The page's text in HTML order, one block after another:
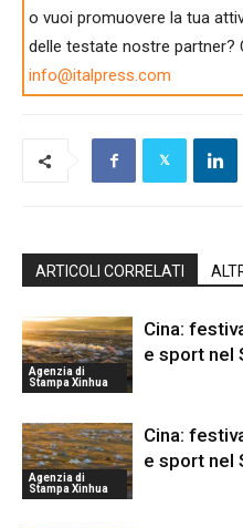
o vuoi promuovere la tua
delle testate nostre partner?
info@italpress.com
ARTICOLI CORRELATI
Agenzia di
Stampa Xinhua
Cina:
e sport nel
Agenzia di
Stampa Xinhua
Cina:
e sport nel